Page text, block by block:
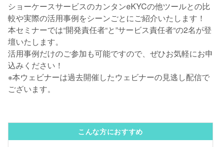
ショーケースサービスのカンタンeKYCの他ツールとの比
較や実際の活用事例をシーンごとにご紹介いたします！
本セミナーでは“開発責任者“と”サービス責任者“の2名が登
壇いたします。
活用事例だけのご参加も可能ですので、ぜひお気軽にお申
込みください！
※本ウェビナーは過去開催したウェビナーの見逃し配信で
ございます。
こんな方におすすめ